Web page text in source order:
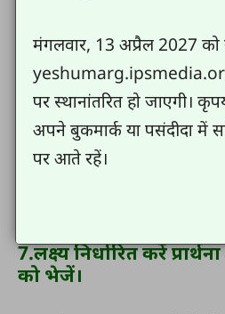
i.आपको क्या पसंद आया और क्या
ii. अपने परमेश्वर के बारे में सीखा?
iii.आपने लोगों के बारे में क्या
7.लक्ष्य निर्धारित करें
को भेजें।
मंगलवार, 13 अप्रैल 2027 को
पर स्थानांतरित हो जाएगी।
अपने बुकमार्क या पसंदीदा
पर आते रहें।